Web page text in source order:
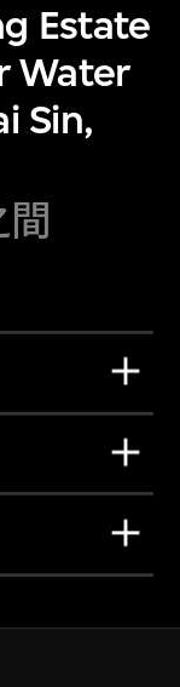
Estate
Water
Sin,